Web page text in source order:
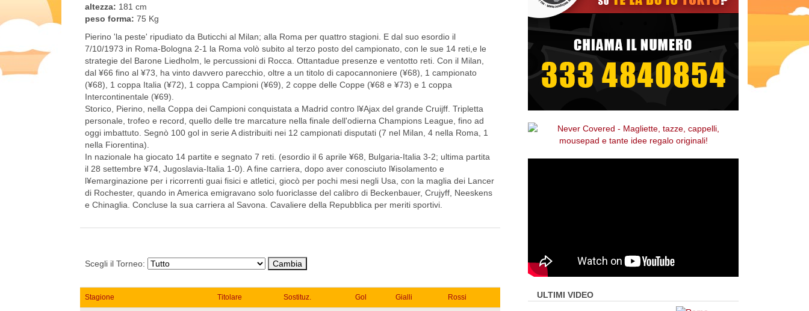
altezza: 181 cm
peso forma: 75 Kg
Pierino 'la peste' ripudiato da Buticchi al Milan; alla Roma per quattro stagioni. E dal suo esordio il
7/10/1973 in Roma-Bologna 2-1 la Roma volò subito al terzo posto del campionato, con le sue 14 reti,e le
strategie del Barone Liedholm, le percussioni di Rocca. Ottantadue presenze e ventotto reti. Con il Milan,
dal ¥66 fino al ¥73, ha vinto davvero parecchio, oltre a un titolo di capocannoniere (¥68), 1 campionato
(¥68), 1 coppa Italia (¥72), 1 coppa Campioni (¥69), 2 coppe delle Coppe (¥68 e ¥73) e 1 coppa
Intercontinentale (¥69).
Storico, Pierino, nella Coppa dei Campioni conquistata a Madrid contro l¥Ajax del grande Cruijff. Tripletta
personale, trofeo e record, quello delle tre marcature nella finale dell'odierna Champions League, fino ad
oggi imbattuto. Segnò 100 gol in serie A distribuiti nei 12 campionati disputati (7 nel Milan, 4 nella Roma, 1
nella Fiorentina).
In nazionale ha giocato 14 partite e segnato 7 reti. (esordio il 6 aprile ¥68, Bulgaria-Italia 3-2; ultima partita
il 28 settembre ¥74, Jugoslavia-Italia 1-0). A fine carriera, dopo aver conosciuto l¥isolamento e
l¥emarginazione per i ricorrenti guai fisici e atletici, giocò per pochi mesi negli Usa, con la maglia dei Lancer
di Rochester, quando in America emigravano solo fuoriclasse del calibro di Beckenbauer, Crujyff, Neeskens
e Chinaglia. Concluse la sua carriera al Savona. Cavaliere della Repubblica per meriti sportivi.
Scegli il Torneo:
Stagione Titolare Sostituz. Gol Gialli Rossi ULTIMI VIDEO